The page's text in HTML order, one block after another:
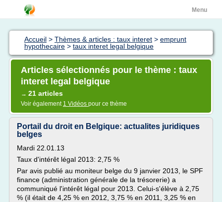
Menu
Accueil > Thèmes & articles : taux interet > emprunt
hypothecaire > taux interet legal belgique
Articles sélectionnés pour le thème : taux
interet legal belgique
→ 21 articles
Voir également 1 Vidéos pour ce thème
Portail du droit en Belgique: actualites juridiques
belges
Mardi 22.01.13
Taux d'intérêt légal 2013: 2,75 %
Par avis publié au moniteur belge du 9 janvier 2013, le SPF
finance (administration générale de la trésorerie) a
communiqué l'intérêt légal pour 2013. Celui-s'élève à 2,75
% (il était de 4,25 % en 2012, 3,75 % en 2011, 3,25 % en